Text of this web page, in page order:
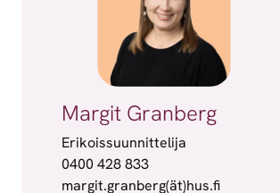
Margit Granberg
Erikoissuunnittelija
0400 428 833
margit.granberg(ät)hus.fi